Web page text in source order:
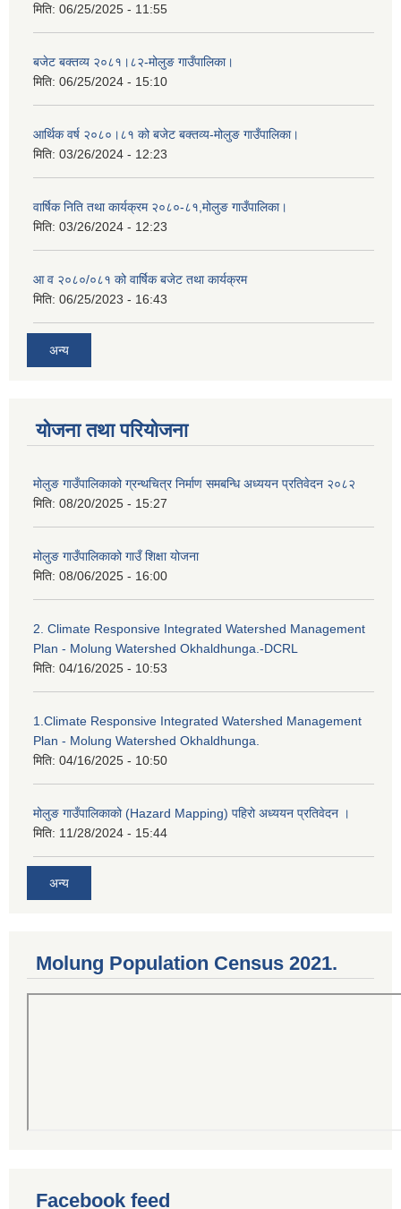
मिति: 06/25/2025 - 11:55
बजेट बक्तव्य २०८१।८२-मोलुङ गाउँपालिका।
मिति: 06/25/2024 - 15:10
आर्थिक वर्ष २०८०।८१ को बजेट बक्तव्य-मोलुङ गाउँपालिका।
मिति: 03/26/2024 - 12:23
वार्षिक निति तथा कार्यक्रम २०८०-८१,मोलुङ गाउँपालिका।
मिति: 03/26/2024 - 12:23
आ व २०८०/०८१ को वार्षिक बजेट तथा कार्यक्रम
मिति: 06/25/2023 - 16:43
अन्य
योजना तथा परियोजना
मोलुङ गाउँपालिकाको ग्रन्थचित्र निर्माण समबन्धि अध्ययन प्रतिवेदन २०८२
मिति: 08/20/2025 - 15:27
मोलुङ गाउँपालिकाको गाउँ शिक्षा योजना
मिति: 08/06/2025 - 16:00
2. Climate Responsive Integrated Watershed Management
Plan - Molung Watershed Okhaldhunga.-DCRL
मिति: 04/16/2025 - 10:53
1.Climate Responsive Integrated Watershed Management
Plan - Molung Watershed Okhaldhunga.
मिति: 04/16/2025 - 10:50
मोलुङ गाउँपालिकाको (Hazard Mapping) पहिरो अध्ययन प्रतिवेदन ।
मिति: 11/28/2024 - 15:44
अन्य
Molung Population Census 2021.
Facebook feed